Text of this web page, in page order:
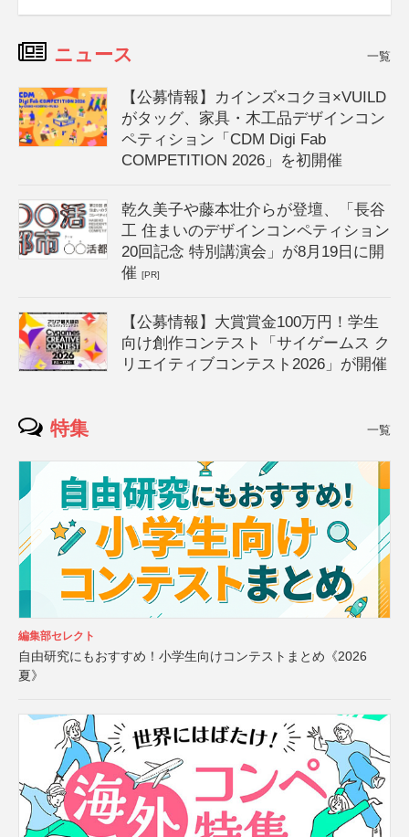
ニュース 一覧
【公募情報】カインズ×コクヨ×VUILD
がタッグ、家具・木工品デザインコン
ペティション「CDM Digi Fab
COMPETITION 2026」を初開催
乾久美子や藤本壮介らが登壇、「長谷
工 住まいのデザインコンペティション
20回記念 特別講演会」が8月19日に開
催[PR]
【公募情報】大賞賞金100万円！学生
向け創作コンテスト「サイゲームス ク
リエイティブコンテスト2026」が開催
特集 一覧
編集部セレクト
自由研究にもおすすめ！小学生向けコンテストまとめ《2026
夏》